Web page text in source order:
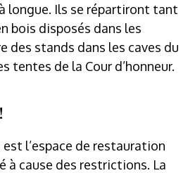
longue. Ils se répartiront tant
bois disposés dans les
des stands dans les caves du
tentes de la Cour d’honneur.
est l’espace de restauration
à cause des restrictions. La